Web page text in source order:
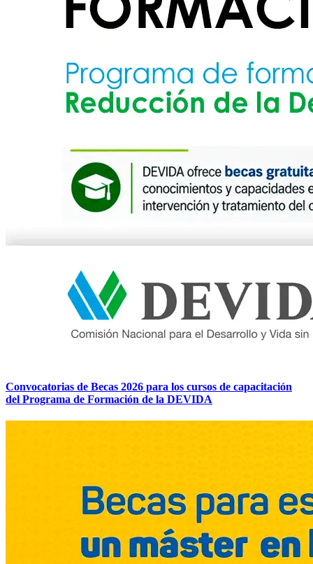
Convocatorias de Becas 2026 para los cursos de capacitación
del Programa de Formación de la DEVIDA